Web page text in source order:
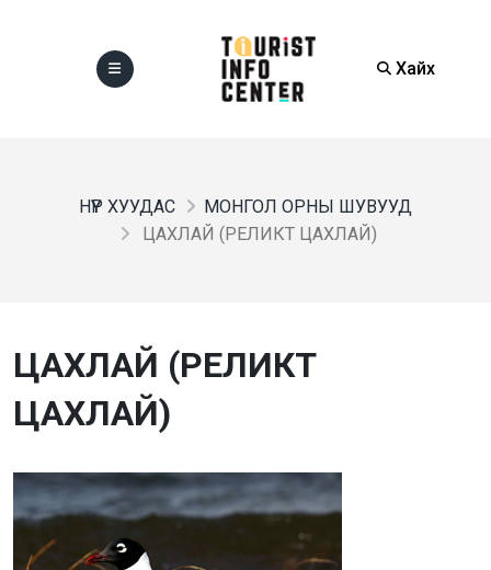
Хайх
НҮҮР ХУУДАС
МОНГОЛ ОРНЫ ШУВУУД
ЦАХЛАЙ (РЕЛИКТ ЦАХЛАЙ)
ЦАХЛАЙ (РЕЛИКТ
ЦАХЛАЙ)